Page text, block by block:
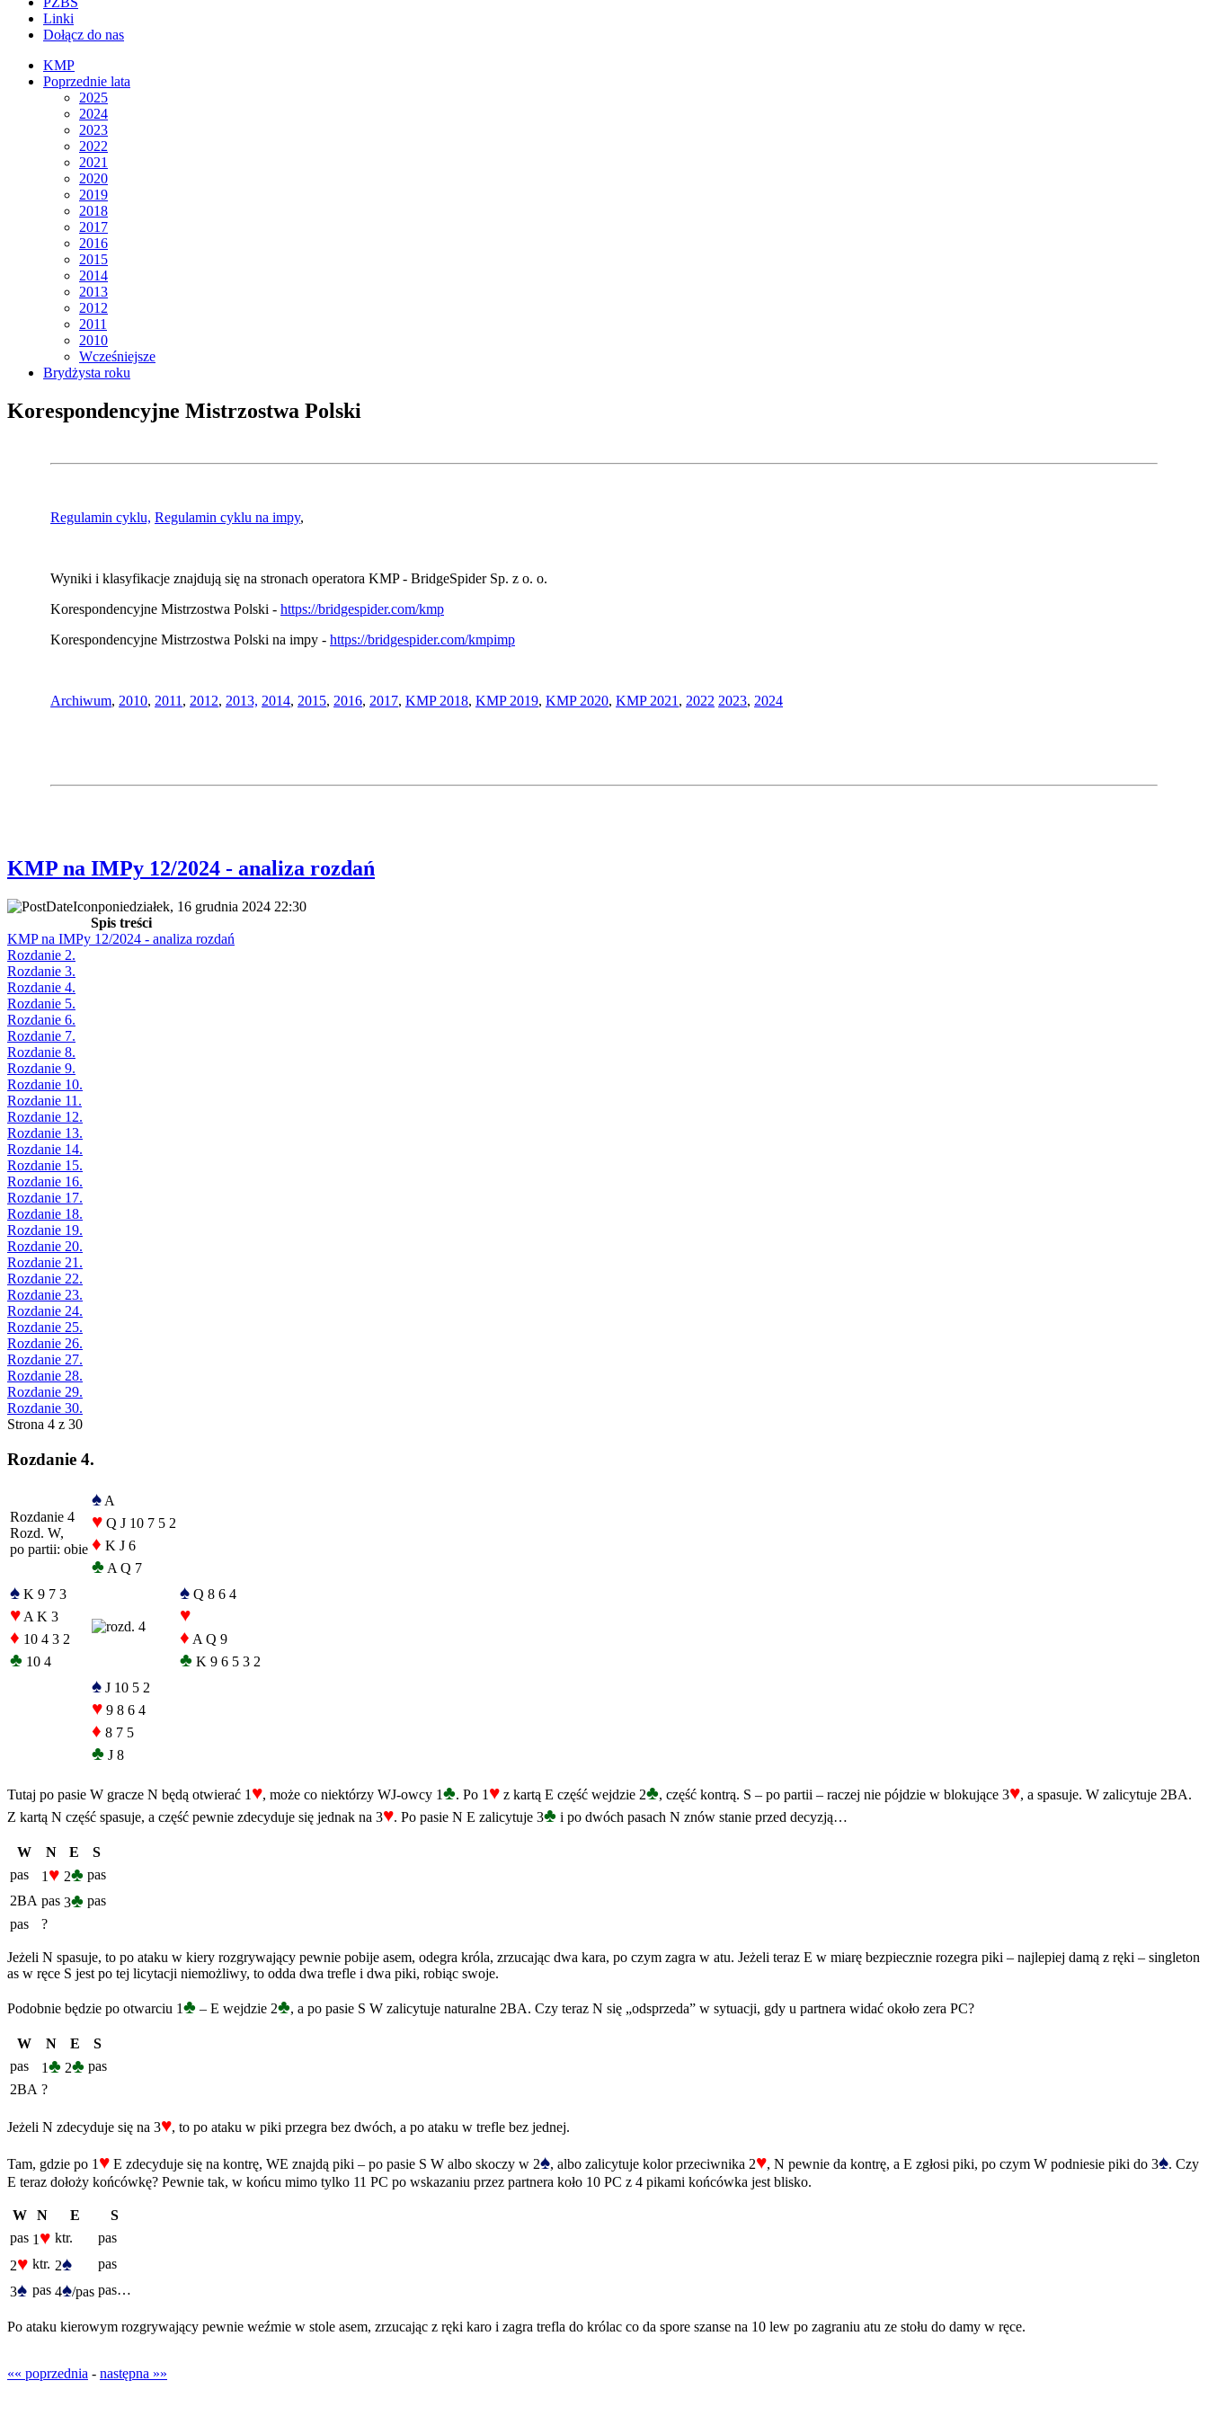
Linki
Dołącz do nas
KMP
Poprzednie lata
2025
2024
2023
2022
2021
2020
2019
2018
2017
2016
2015
2014
2013
2012
2011
2010
Wcześniejsze
Brydżysta roku
Korespondencyjne Mistrzostwa Polski
Regulamin cyklu, Regulamin cyklu na impy,
Wyniki i klasyfikacje znajdują się na stronach operatora KMP - BridgeSpider Sp. z o. o.
Korespondencyjne Mistrzostwa Polski - https://bridgespider.com/kmp
Korespondencyjne Mistrzostwa Polski na impy - https://bridgespider.com/kmpimp
Archiwum, 2010, 2011 , 2012, 2013, 2014, 2015, 2016, 2017, KMP 2018, KMP 2019, KMP 2020, KMP 2021 , 2022 2023, 2024
KMP na IMPy 12/2024 - analiza rozdań
poniedziałek, 16 grudnia 2024 22:30
Spis treści
KMP na IMPy 12/2024 - analiza rozdań
Rozdanie 2.
Rozdanie 3.
Rozdanie 4.
Rozdanie 5.
Rozdanie 6.
Rozdanie 7.
Rozdanie 8.
Rozdanie 9.
Rozdanie 10.
Rozdanie 11.
Rozdanie 12.
Rozdanie 13.
Rozdanie 14.
Rozdanie 15.
Rozdanie 16.
Rozdanie 17.
Rozdanie 18.
Rozdanie 19.
Rozdanie 20.
Rozdanie 21.
Rozdanie 22.
Rozdanie 23.
Rozdanie 24.
Rozdanie 25.
Rozdanie 26.
Rozdanie 27.
Rozdanie 28.
Rozdanie 29.
Rozdanie 30.
Strona 4 z 30
Rozdanie 4.
Rozdanie 4
Rozd. W,
po partii: obie
♠ A
♥ Q J 10 7 5 2
♦ K J 6
♣ A Q 7
♠ K 9 7 3
♥ A K 3
♦ 10 4 3 2
♣ 10 4
♠ Q 8 6 4
♥
♦ A Q 9
♣ K 9 6 5 3 2
♠ J 10 5 2
♥ 9 8 6 4
♦ 8 7 5
♣ J 8
Tutaj po pasie W gracze N będą otwierać 1 ♥, może co niektórzy WJ-owcy 1♣. Po 1 ♥ z kartą E część wejdzie 2♣, część kontrą. S – po partii – raczej nie pójdzie w blokujące 3♥, a spasuje. W zalicytuje 2BA.
Z kartą N część spasuje, a część pewnie zdecyduje się jednak na 3♥. Po pasie N E zalicytuje 3♣ i po dwóch pasach N znów stanie przed decyzją…
W N E
S
pas
1 ♥ 2♣ pas
2BA pas 3♣ pas
pas
?
Jeżeli N spasuje, to po ataku w kiery rozgrywający pewnie pobije asem, odegra króla, zrzucając dwa kara, po czym zagra w atu. Jeżeli teraz E w miarę bezpiecznie rozegra piki – najlepiej damą z ręki – singleton
as w ręce S jest po tej licytacji niemożliwy, to odda dwa trefle i dwa piki, robiąc swoje.
Podobnie będzie po otwarciu 1♣ – E wejdzie 2♣, a po pasie S W zalicytuje naturalne 2BA. Czy teraz N się „odsprzeda” w sytuacji, gdy u partnera widać około zera PC?
W N E
S
pas
1♣ 2♣ pas
2BA ?
Jeżeli N zdecyduje się na 3♥, to po ataku w piki przegra bez dwóch, a po ataku w trefle bez jednej.
Tam, gdzie po 1 ♥ E zdecyduje się na kontrę, WE znajdą piki – po pasie S W albo skoczy w 2♠, albo zalicytuje kolor przeciwnika 2♥, N pewnie da kontrę, a E zgłosi piki, po czym W podniesie piki do 3♠. Czy
E teraz dołoży końcówkę? Pewnie tak, w końcu mimo tylko 11 PC po wskazaniu przez partnera koło 10 PC z 4 pikami końcówka jest blisko.
W N E
S
pas 1 ♥ ktr.
pas
2♥ ktr. 2♠
pas
3♠ pas 4♠/pas pas…
Po ataku kierowym rozgrywający pewnie weźmie w stole asem, zrzucając z ręki karo i zagra trefla do królac co da spore szanse na 10 lew po zagraniu atu ze stołu do damy w ręce.
«« poprzednia - następna »»